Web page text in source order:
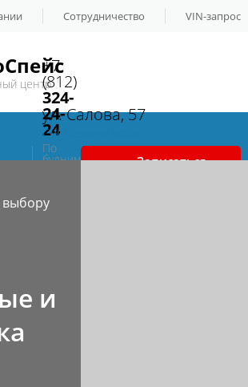
Сотрудничество VIN-запрос
центр
+7
(812)
324-
24-
24
По
будним
19:00
ул. Салова, 57
Смотреть на карте
Записаться
выбору
и